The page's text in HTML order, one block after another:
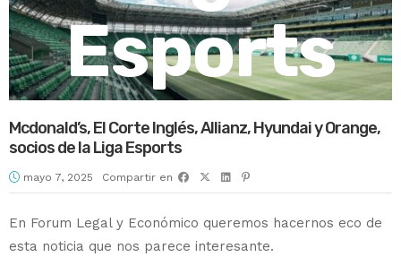
Esports
Mcdonald’s, El Corte Inglés, Allianz, Hyundai y Orange,
socios de la Liga Esports
mayo 7, 2025 Compartir en
En Forum Legal y Económico queremos hacernos eco de
esta noticia que nos parece interesante.